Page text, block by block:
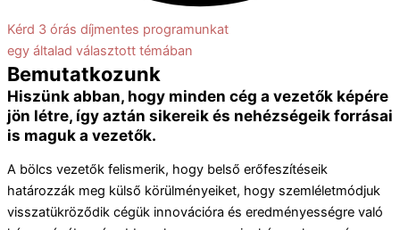
Kérd 3 órás díjmentes programunkat
egy általad választott témában
Bemutatkozunk
Hiszünk abban, hogy minden cég a vezetők képére
jön létre, így aztán sikereik és nehézségeik forrásai
is maguk a vezetők.
A bölcs vezetők felismerik, hogy belső erőfeszítéseik
határozzák meg külső körülményeiket, hogy szemléletmódjuk
visszatükröződik cégük innovációra és eredményességre való